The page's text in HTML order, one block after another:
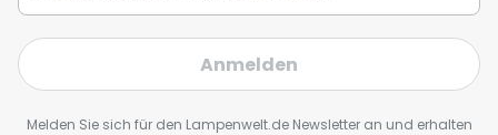
Anmelden
Melden Sie sich für den Lampenwelt.de Newsletter an und erhalten